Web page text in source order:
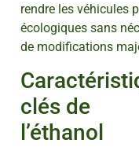
rendre les véhicules
écologiques sans
de modifications
clés de
l’éthanol